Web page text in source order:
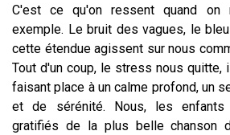
C'est ce qu'on ressent quand on
exemple. Le bruit des vagues, le
cette étendue agissent sur nous
Tout d'un coup, le stress nous quitte,
faisant place à un calme profond, un
et de sérénité. Nous, les enfants
gratifiés de la plus belle chanson